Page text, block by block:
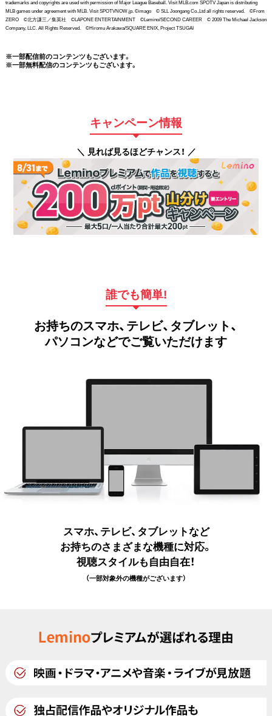
trademarks and copyrights are used with permission of Major League Baseball. Visit MLB.com SPOTV Japan is distributing
MLB games under agreement with MLB. Visit SPOTVNOW.jp. ©imago © SLL Joongang Co.,Ltd all rights reserved. ©From
ZERO ©北方謙三／集英社 ©LAPONE ENTERTAINMENT ©Lemino/SECOND CAREER © 2009 The Michael Jackson
Company, LLC. All Rights Reserved. ©Hiromu Arakawa/SQUARE ENIX, Project TSUGAI
※一部配信前のコンテンツもございます。
※一部無料配信のコンテンツもございます。
キャンペーン情報
＼ 見れば見るほどチャンス！ ／
誰でも簡単!
お持ちのスマホ、テレビ、タブレット、
パソコンなどでご覧いただけます
スマホ、テレビ、タブレットなど
お持ちのさまざまな機種に対応。
視聴スタイルも自由自在！
（一部対象外の機種がございます）